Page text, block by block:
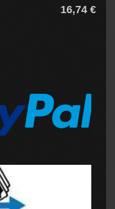
16,74 €